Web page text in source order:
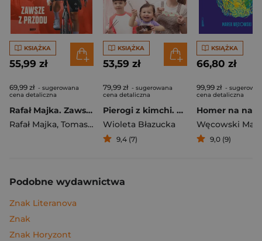
KSIĄŻKA
55,99 zł
69,99 zł - sugerowana
cena detaliczna
Rafał Majka. Zawsze z przodu. Rozmawia Tomasz Kalemba - książka z autografem
Rafał Majka, Tomasz Kalemba
KSIĄŻKA
53,59 zł
79,99 zł - sugerowana
cena detaliczna
Pierogi z kimchi. Moje ulubione azjatyckie przepisy
Wioleta Błazucka
9,4 (7)
KSIĄŻKA
66,80 zł
99,99 zł -
cena detaliczna
Węcowski
9,0 (9)
Podobne wydawnictwa
Znak Literanova
Znak
Znak Horyzont